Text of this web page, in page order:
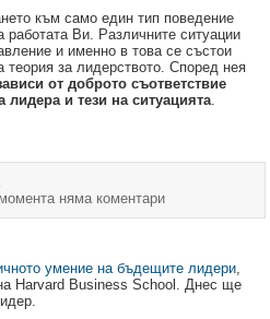
към само един тип поведение
Ви. Различните ситуации
и именно в това се състои
теория за лидерството. Според нея
от доброто съответствие
лидера и тези на ситуацията.
момента няма коментари
умение на бъдещите лидери,
Harvard Business School. Днес ще